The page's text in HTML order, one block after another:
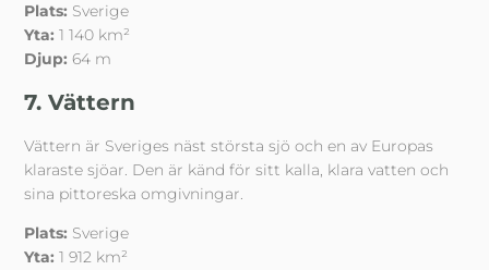
Plats: Sverige
Yta: 1 140 km²
Djup: 64 m
7. Vättern
Vättern är Sveriges näst största sjö och en av Europas
klaraste sjöar. Den är känd för sitt kalla, klara vatten och
sina pittoreska omgivningar.
Plats: Sverige
Yta: 1 912 km²